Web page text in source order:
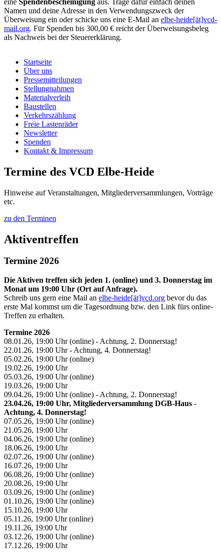
Namen und deine Adresse in den Verwendungszweck der
Überweisung ein oder schicke uns eine E-Mail an elbe-heide[ät]vcd-
mail.org. Für Spenden bis 300,00 € reicht der Überweisungsbeleg
als Nachweis bei der Steuererklärung.
Startseite
Über uns
Pressemitteilungen
Stellungnahmen
Materialverleih
Baustellen
Verkehrszählung
Freie Lastenräder
Newsletter
Spenden
Kontakt & Impressum
Termine des VCD Elbe-Heide
Hinweise auf Veranstaltungen, Mitgliederversammlungen, Vorträge
etc.
zu den Terminen
Aktiventreffen
Termine 2026
Die Aktiven treffen sich jeden 1. (online) und 3. Donnerstag im
Monat um 19:00 Uhr (Ort auf Anfrage).
Schreib uns gern eine Mail an elbe-heide[ät]vcd.org bevor du das
erste Mal kommst um die Tagesordnung bzw. den Link fürs online-
Treffen zu erhalten.
Termine 2026
08.01.26, 19:00 Uhr (online) - Achtung, 2. Donnerstag!
22.01.26, 19:00 Uhr - Achtung, 4. Donnerstag!
05.02.26, 19:00 Uhr (online)
19.02.26, 19:00 Uhr
05.03.26, 19:00 Uhr (online)
19.03.26, 19:00 Uhr
09.04.26, 19:00 Uhr (online) - Achtung, 2. Donnerstag!
23.04.26, 19:00 Uhr, Mitgliederversammlung DGB-Haus -
Achtung, 4. Donnerstag!
07.05.26, 19:00 Uhr (online)
21.05.26, 19:00 Uhr
04.06.26, 19:00 Uhr (online)
18.06.26, 19:00 Uhr
02.07.26, 19:00 Uhr (online)
16.07.26, 19:00 Uhr
06.08.26, 19:00 Uhr (online)
20.08.26, 19:00 Uhr
03.09.26, 19:00 Uhr (online)
01.10.26, 19:00 Uhr (online)
15.10.26, 19:00 Uhr
05.11.26, 19:00 Uhr (online)
19.11.26, 19:00 Uhr
03.12.26, 19:00 Uhr (online)
17.12.26, 19:00 Uhr